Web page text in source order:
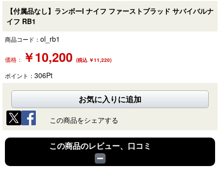
【付属品なし】ランボーI ナイフ ファーストブラッド サバイバルナ
イフ RB1
商品コード： ol_rb1
価格： ￥10,200 (税込 ￥11,220)
ポイント： 306Pt
お気に入りに追加
この商品をシェアする
この商品のレビュー、口コミ